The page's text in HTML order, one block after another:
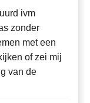
ivm
zonder
met een
of zei mij
van de